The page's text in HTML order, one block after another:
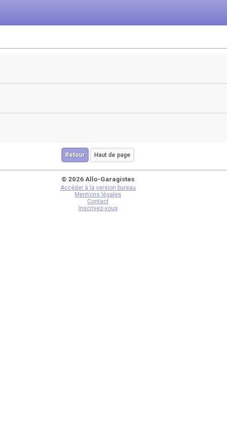
Retour Haut de page
© 2026 Allo-Garagistes
Accéder à la version bureau
Mentions légales
Contact
Inscrivez-vous